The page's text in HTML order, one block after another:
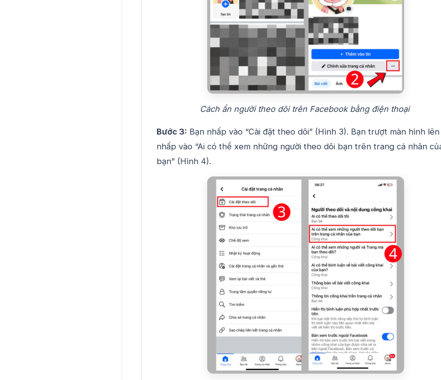
Cách ẩn người theo dõi trên Facebook bằng điện thoại
Bước 3: Bạn nhấp vào “Cài đặt theo dõi” (Hình 3). Bạn trượt màn hình
nhấp vào “Ai có thể xem những người theo dõi bạn trên trang cá nhân
bạn” (Hình 4).